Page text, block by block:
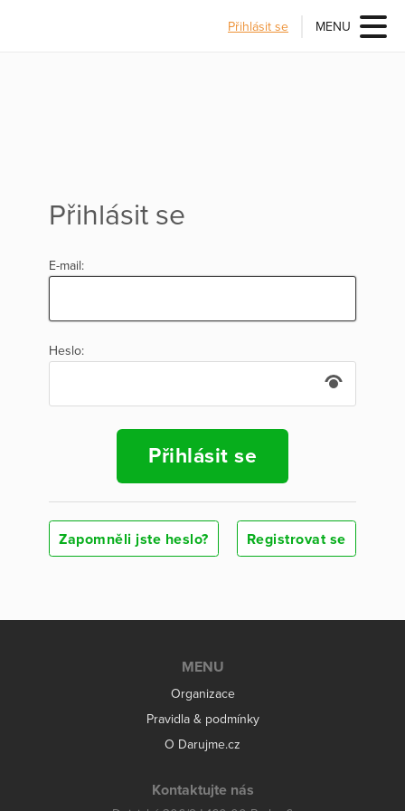
Přihlásit se MENU
Přihlásit se
E-mail:
Heslo:
Přihlásit se
Zapomněli jste heslo? Registrovat se
MENU
Organizace
Pravidla & podmínky
O Darujme.cz
Kontaktujte nás